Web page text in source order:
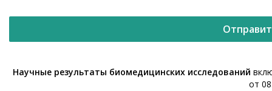
Научные результаты биомедицинских исследований
от